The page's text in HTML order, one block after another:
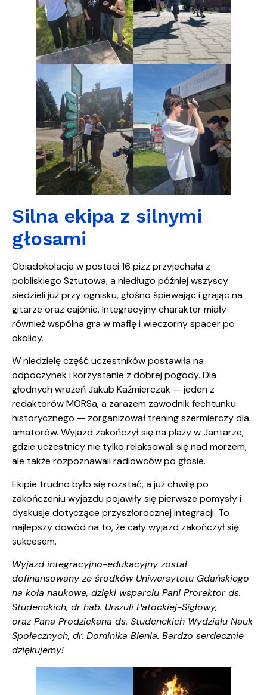
Silna ekipa z silnymi
głosami
Obiadokolacja w postaci 16 pizz przyjechała z
pobliskiego Sztutowa, a niedługo później wszyscy
siedzieli już przy ognisku, głośno śpiewając i grając na
gitarze oraz cajónie. Integracyjny charakter miały
również wspólna gra w mafię i wieczorny spacer po
okolicy.
W niedzielę część uczestników postawiła na
odpoczynek i korzystanie z dobrej pogody. Dla
głodnych wrażeń Jakub Kaźmierczak — jeden z
redaktorów MORSa, a zarazem zawodnik fechtunku
historycznego — zorganizował trening szermierczy dla
amatorów. Wyjazd zakończył się na plaży w Jantarze,
gdzie uczestnicy nie tylko relaksowali się nad morzem,
ale także rozpoznawali radiowców po głosie.
Ekipie trudno było się rozstać, a już chwilę po
zakończeniu wyjazdu pojawiły się pierwsze pomysły i
dyskusje dotyczące przyszłorocznej integracji. To
najlepszy dowód na to, że cały wyjazd zakończył się
sukcesem.
Wyjazd integracyjno-edukacyjny został
dofinansowany ze środków Uniwersytetu Gdańskiego
na koła naukowe, dzięki wsparciu Pani Prorektor ds.
Studenckich, dr hab. Urszuli Patockiej-Sigłowy,
oraz Pana Prodziekana ds. Studenckich Wydziału Nauk
Społecznych, dr. Dominika Bienia. Bardzo serdecznie
dziękujemy!